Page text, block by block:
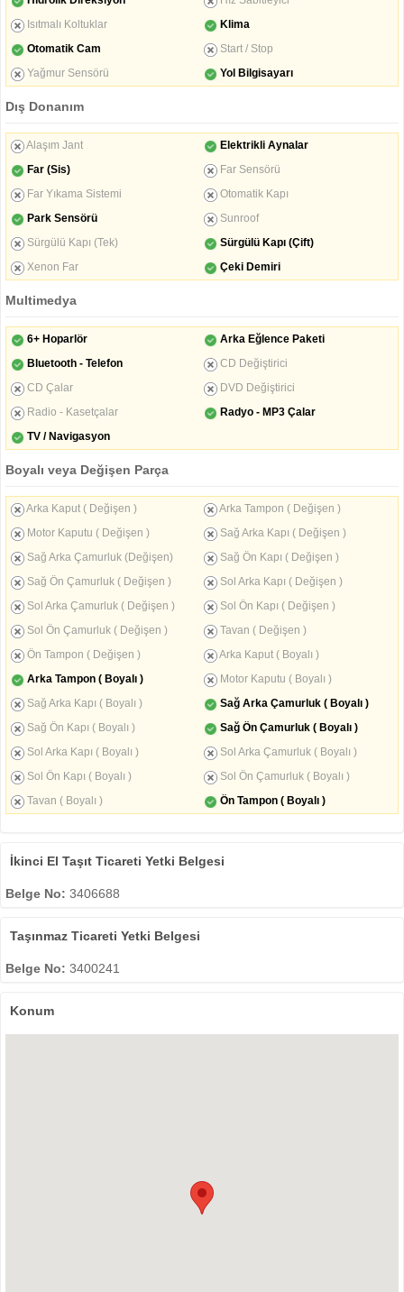
Isıtmalı Koltuklar
Klima
Otomatik Cam
Start / Stop
Yağmur Sensörü
Yol Bilgisayarı
Dış Donanım
Alaşım Jant
Elektrikli Aynalar
Far (Sis)
Far Sensörü
Far Yıkama Sistemi
Otomatik Kapı
Park Sensörü
Sunroof
Sürgülü Kapı (Tek)
Sürgülü Kapı (Çift)
Xenon Far
Çeki Demiri
Multimedya
6+ Hoparlör
Arka Eğlence Paketi
Bluetooth - Telefon
CD Değiştirici
CD Çalar
DVD Değiştirici
Radio - Kasetçalar
Radyo - MP3 Çalar
TV / Navigasyon
Boyalı veya Değişen Parça
Arka Kaput ( Değişen )
Arka Tampon ( Değişen )
Motor Kaputu ( Değişen )
Sağ Arka Kapı ( Değişen )
Sağ Arka Çamurluk (Değişen)
Sağ Ön Kapı ( Değişen )
Sağ Ön Çamurluk ( Değişen )
Sol Arka Kapı ( Değişen )
Sol Arka Çamurluk ( Değişen )
Sol Ön Kapı ( Değişen )
Sol Ön Çamurluk ( Değişen )
Tavan ( Değişen )
Ön Tampon ( Değişen )
Arka Kaput ( Boyalı )
Arka Tampon ( Boyalı )
Motor Kaputu ( Boyalı )
Sağ Arka Kapı ( Boyalı )
Sağ Arka Çamurluk ( Boyalı )
Sağ Ön Kapı ( Boyalı )
Sağ Ön Çamurluk ( Boyalı )
Sol Arka Kapı ( Boyalı )
Sol Arka Çamurluk ( Boyalı )
Sol Ön Kapı ( Boyalı )
Sol Ön Çamurluk ( Boyalı )
Tavan ( Boyalı )
Ön Tampon ( Boyalı )
İkinci El Taşıt Ticareti Yetki Belgesi
Belge No: 3406688
Taşınmaz Ticareti Yetki Belgesi
Belge No: 3400241
Konum